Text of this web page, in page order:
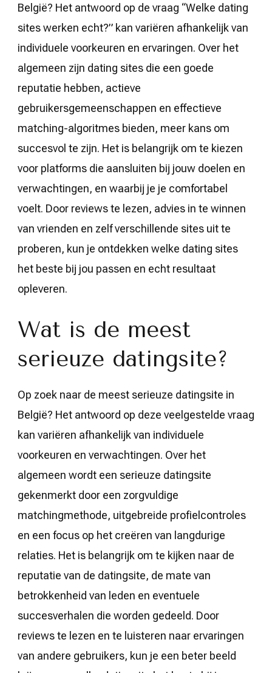
België? Het antwoord op de vraag “Welke dating
sites werken echt?” kan variëren afhankelijk van
individuele voorkeuren en ervaringen. Over het
algemeen zijn dating sites die een goede
reputatie hebben, actieve
gebruikersgemeenschappen en effectieve
matching-algoritmes bieden, meer kans om
succesvol te zijn. Het is belangrijk om te kiezen
voor platforms die aansluiten bij jouw doelen en
verwachtingen, en waarbij je je comfortabel
voelt. Door reviews te lezen, advies in te winnen
van vrienden en zelf verschillende sites uit te
proberen, kun je ontdekken welke dating sites
het beste bij jou passen en echt resultaat
opleveren.
Wat is de meest
serieuze datingsite?
Op zoek naar de meest serieuze datingsite in
België? Het antwoord op deze veelgestelde vraag
kan variëren afhankelijk van individuele
voorkeuren en verwachtingen. Over het
algemeen wordt een serieuze datingsite
gekenmerkt door een zorgvuldige
matchingmethode, uitgebreide profielcontroles
en een focus op het creëren van langdurige
relaties. Het is belangrijk om te kijken naar de
reputatie van de datingsite, de mate van
betrokkenheid van leden en eventuele
succesverhalen die worden gedeeld. Door
reviews te lezen en te luisteren naar ervaringen
van andere gebruikers, kun je een beter beeld